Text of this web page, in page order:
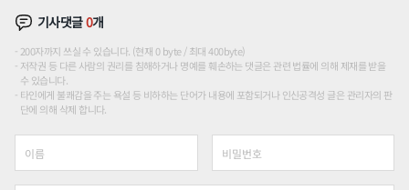
기사댓글0개
200자까지 쓰실 수 있습니다. (현재 0 byte / 최대 400byte)
저작권 등 다른 사람의 권리를 침해하거나 명예를 훼손하는 댓글은 관련 법률에 의해 제재를 받을
수 있습니다.
타인에게 불쾌감을 주는 욕설 등 비하하는 단어가 내용에 포함되거나 인신공격성 글은 관리자의 판
단에 의해 삭제 합니다.